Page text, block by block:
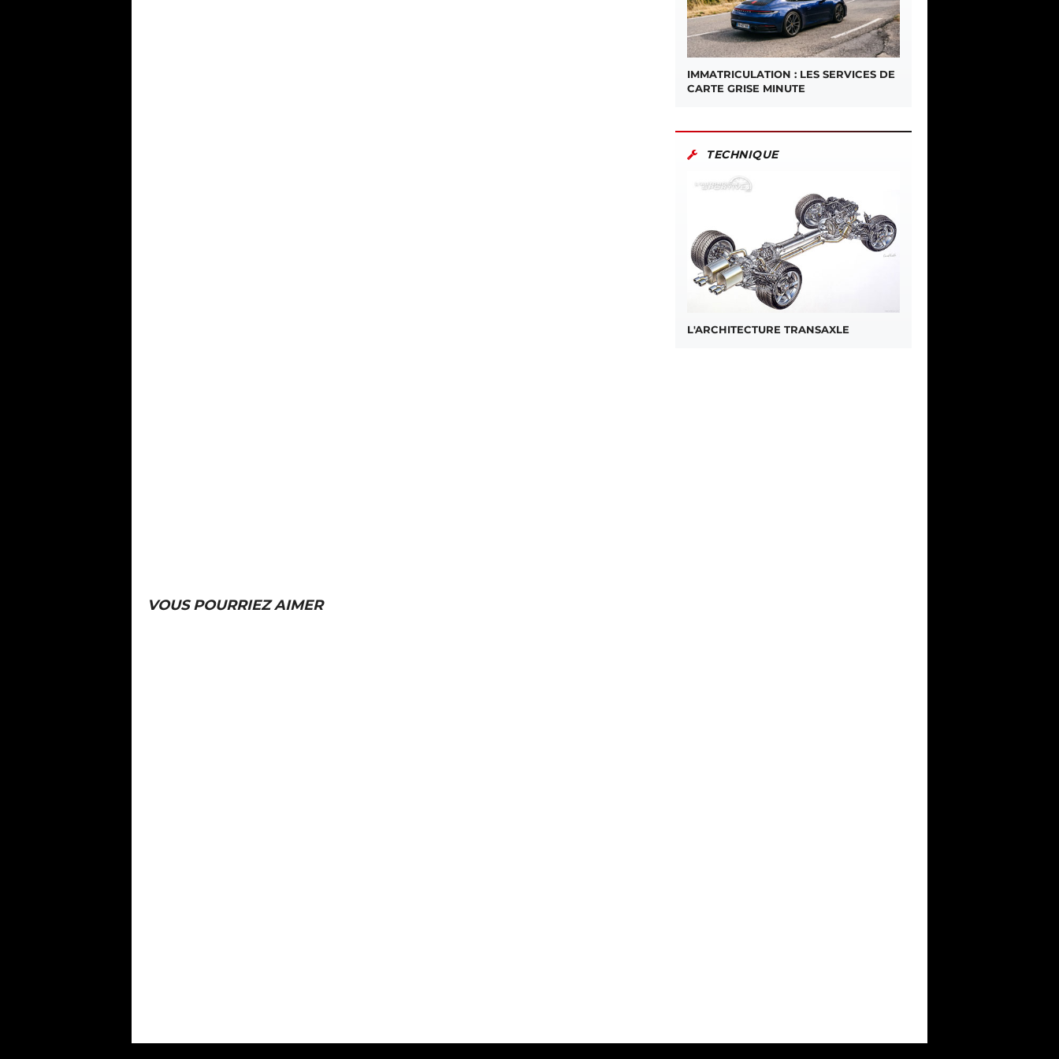
IMMATRICULATION : LES SERVICES DE
CARTE GRISE MINUTE
TECHNIQUE
L'ARCHITECTURE TRANSAXLE
VOUS POURRIEZ AIMER